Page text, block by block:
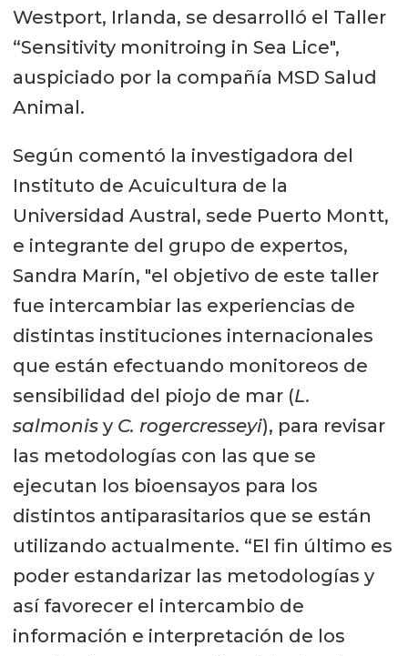
Westport, Irlanda, se desarrolló el Taller
“Sensitivity monitroing in Sea Lice",
auspiciado por la compañía MSD Salud
Animal.
Según comentó la investigadora del
Instituto de Acuicultura de la
Universidad Austral, sede Puerto Montt,
e integrante del grupo de expertos,
Sandra Marín, "el objetivo de este taller
fue intercambiar las experiencias de
distintas instituciones internacionales
que están efectuando monitoreos de
sensibilidad del piojo de mar (L.
salmonisy C. rogercresseyi), para revisar
las metodologías con las que se
ejecutan los bioensayos para los
distintos antiparasitarios que se están
utilizando actualmente. “El fin último es
poder estandarizar las metodologías y
así favorecer el intercambio de
información e interpretación de los